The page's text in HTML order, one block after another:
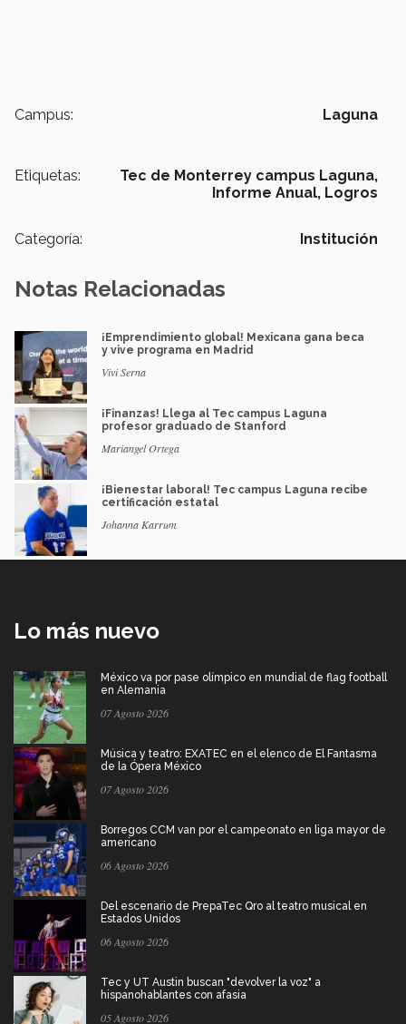
Campus: Laguna
Etiquetas:
Tec de Monterrey campus Laguna,
Informe Anual, Logros
Categoría: Institución
Notas Relacionadas
¡Emprendimiento global! Mexicana gana beca
y vive programa en Madrid
Vivi Serna
¡Finanzas! Llega al Tec campus Laguna
profesor graduado de Stanford
Mariangel Ortega
¡Bienestar laboral! Tec campus Laguna recibe
certificación estatal
Johanna Karrum
Lo más nuevo
México va por pase olímpico en mundial de flag football
en Alemania
07 Agosto 2026
Música y teatro: EXATEC en el elenco de El Fantasma
de la Ópera México
07 Agosto 2026
Borregos CCM van por el campeonato en liga mayor de
americano
06 Agosto 2026
Del escenario de PrepaTec Qro al teatro musical en
Estados Unidos
06 Agosto 2026
Tec y UT Austin buscan "devolver la voz" a
hispanohablantes con afasia
05 Agosto 2026